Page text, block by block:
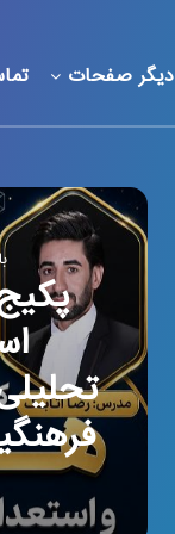
دیگر صفحات